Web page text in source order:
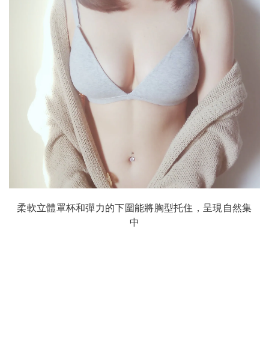
柔軟立體罩杯和彈力的下圍能將胸型托住，呈現自然集
中